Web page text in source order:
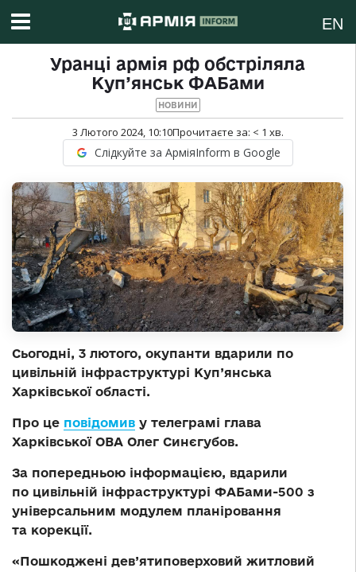
EN
Уранці армія рф обстріляла
Куп’янськ ФАБами
НОВИНИ
3 Лютого 2024, 10:10Прочитаєте за: < 1 хв.
Слідкуйте за АрміяInform в Google
Сьогодні, 3 лютого, окупанти вдарили по
цивільній інфраструктурі Куп’янська
Харківської області.
Про це повідомив у телеграмі глава
Харківської ОВА Олег Синєгубов.
За попередньою інформацією, вдарили
по цивільній інфраструктурі ФАБами-500 з
універсальним модулем планіровання
та корекції.
«Пошкоджені дев’ятиповерховий житловий